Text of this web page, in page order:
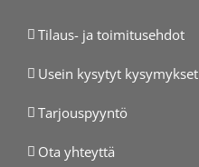
Tilaus- ja toimitusehdot
Usein kysytyt kysymykset
Tarjouspyyntö
Ota yhteyttä